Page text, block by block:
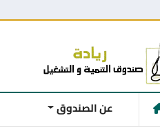
عن الصندوق